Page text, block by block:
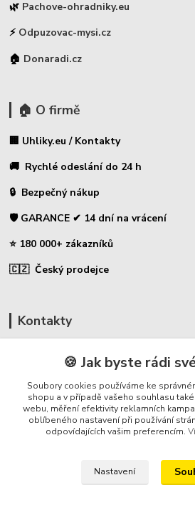
🌿 Pachove-ohradniky.eu
⚡ Odpuzovac-mysi.cz
🏠 Donaradi.cz
🏠 O firmě
🏢 Uhliky.eu / Kontakty
🚚 Rychlé odeslání do 24 h
🔒 Bezpečný nákup
🛡️ GARANCE ✔ 14 dní na vrácení
⭐ 180 000+ zákazníků
🇨🇿 Český prodejce
Kontakty
🛡️ Zákaznická podpora
📞 728 007 997
⏰ Po-Pá - 7:00 - 13:30
info@repulse.cz
🍪 Jak byste rádi
Soubory cookies používáme ke
shopu a v případě vašeho souhlasu
webu, měření efektivity reklamních
oblíbeného nastavení při používání
odpovídajících vašim preferencím.
Nastavení